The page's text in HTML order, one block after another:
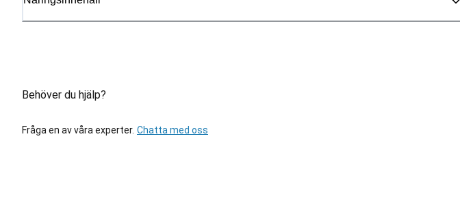
Behöver du hjälp?
Fråga en av våra experter. Chatta med oss